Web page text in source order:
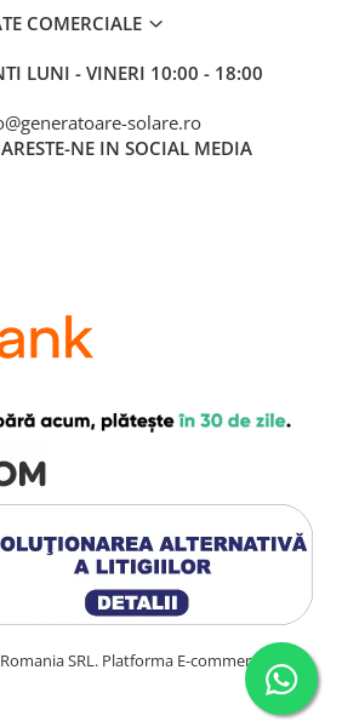
COMERCIALE
LUNI - VINERI 10:00 - 18:00
solare.ro
NE IN SOCIAL MEDIA
SRL. Platforma E-commerce by